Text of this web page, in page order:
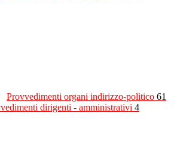
Provvedimenti organi indirizzo-politico 61
dirigenti - amministrativi 4